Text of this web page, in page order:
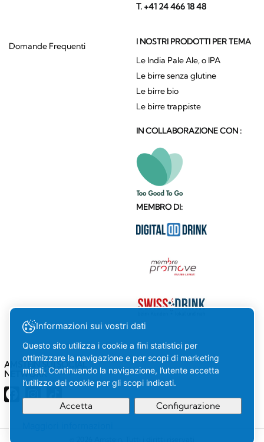
T. +41 24 466 18 48
Domande Frequenti I NOSTRI PRODOTTI PER TEMA
Le India Pale Ale, o IPA
Le birre senza glutine
Le birre bio
Le birre trappiste
IN COLLABORAZIONE CON :
MEMBRO DI:
AMSTEIN SUI SOCIAL
NETWORK
Informazioni sui vostri dati
Questo sito utilizza i cookie a fini statistici per
ottimizzare la navigazione e per scopi di marketing
mirati. Continuando la navigazione, l’utente accetta
l’utilizzo dei cookie per gli scopi indicati.
Accetta Configurazione